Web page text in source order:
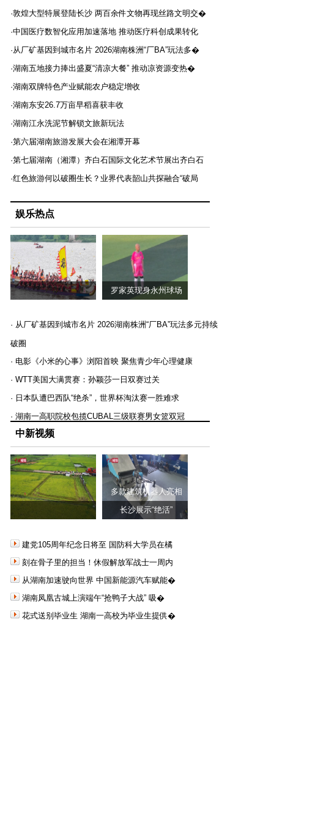
·敦煌大型特展登陆长沙 两百余件文物再现丝路文明交�
·中国医疗数智化应用加速落地 推动医疗科创成果转化
·从厂矿基因到城市名片 2026湖南株洲“厂BA”玩法多�
·湖南五地接力捧出盛夏“清凉大餐” 推动凉资源变热�
·湖南双牌特色产业赋能农户稳定增收
·湖南东安26.7万亩早稻喜获丰收
·湖南江永洗泥节解锁文旅新玩法
·第六届湖南旅游发展大会在湘潭开幕
·第七届湖南（湘潭）齐白石国际文化艺术节展出齐白石
·红色旅游何以破圈生长？业界代表韶山共探融合“破局
娱乐热点
罗家英现身永州球场
· 从厂矿基因到城市名片 2026湖南株洲“厂BA”玩法多元持续
破圈
· 电影《小米的心事》浏阳首映 聚焦青少年心理健康
· WTT美国大满贯赛：孙颖莎一日双赛过关
· 日本队遭巴西队“绝杀”，世界杯淘汰赛一胜难求
· 湖南一高职院校包揽CUBAL三级联赛男女篮双冠
中新视频
多款建筑机器人亮相
长沙展示“绝活”
建党105周年纪念日将至 国防科大学员在橘
刻在骨子里的担当！休假解放军战士一周内
从湖南加速驶向世界 中国新能源汽车赋能�
湖南凤凰古城上演端午“抢鸭子大战” 吸�
花式送别毕业生 湖南一高校为毕业生提供�